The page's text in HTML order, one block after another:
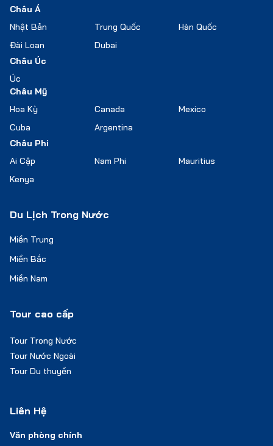
Châu Á
Nhật Bản
Trung Quốc
Hàn Quốc
Đài Loan
Dubai
Châu Úc
Úc
Châu Mỹ
Hoa Kỳ
Canada
Mexico
Cuba
Argentina
Châu Phi
Ai Cập
Nam Phi
Mauritius
Kenya
Du Lịch Trong Nước
Miền Trung
Miền Bắc
Miền Nam
Tour cao cấp
Tour Trong Nước
Tour Nước Ngoài
Tour Du thuyền
Liên Hệ
Văn phòng chính